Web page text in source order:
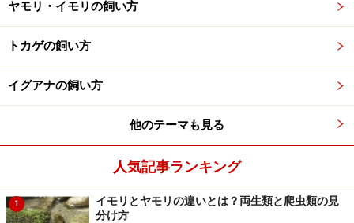
強い紫外線と高温を好み、開けた場所で日光浴をします
が、好適体温は33－36℃です。
卵生で、現地での春から初夏に当たる9－12月に産卵を
行います。1シーズンで1クラッチのみの産卵で、3－10
個ほどを産みます。産卵は、メスの巣穴の中の土の中で
行われ、90－132日で孵化します。孵化した幼体は全長
63－65mmで親と同じように全身に棘があり、斑紋もあ
ります。
ヤモリ・イモリの飼い方
トカゲの飼い方
イグアナの飼い方
他のテーマも見る
人気記事ランキング
1
イモリとヤモリの違いとは？両生類と爬虫類の見
分け方